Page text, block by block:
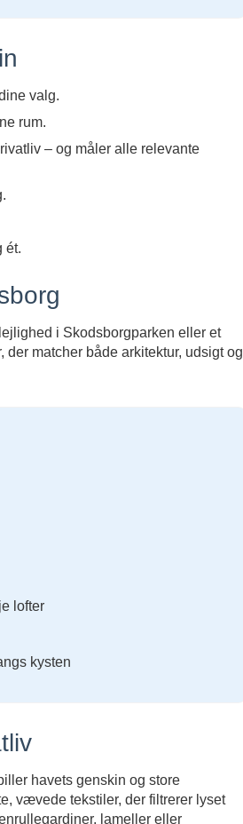
valg.
rum.
– og måler alle relevante
ét.
i Skodsborgparken eller et
matcher både arkitektur, udsigt og
lofter
kysten
havets genskin og store
vævede tekstiler, der filtrerer lyset
lameller eller